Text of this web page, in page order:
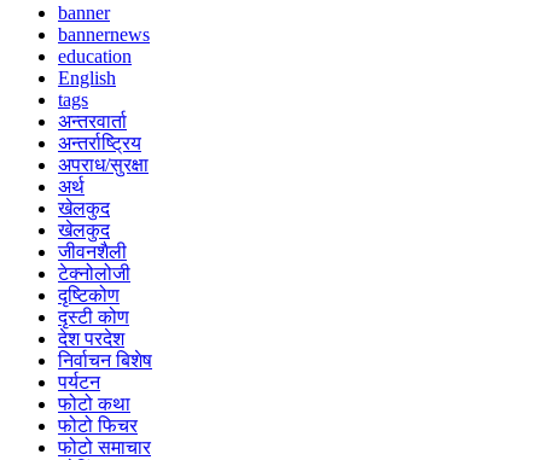
banner
bannernews
education
English
tags
अन्तरवार्ता
अन्तर्राष्ट्रिय
अपराध/सुरक्षा
अर्थ
खेलकुद
खेलकुद
जीवनशैली
टेक्नोलोजी
दृष्टिकोण
दृस्टी कोण
देश परदेश
निर्वाचन बिशेष
पर्यटन
फोटो कथा
फोटो फिचर
फोटो समाचार